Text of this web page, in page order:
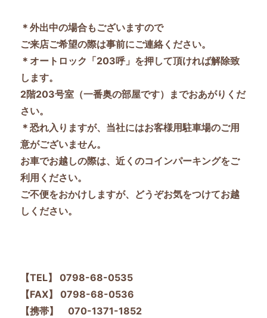
＊外出中の場合もございますので
ご来店ご希望の際は事前にご連絡ください。
＊オートロック「203呼」を押して頂ければ解除致
します。
2階203号室（一番奥の部屋です）までおあがりくだ
さい。
＊恐れ入りますが、当社にはお客様用駐車場のご用
意がございません。
お車でお越しの際は、近くのコインパーキングをご
利用ください。
ご不便をおかけしますが、どうぞお気をつけてお越
しください。
【TEL】 0798-68-0535
【FAX】 0798-68-0536
【携帯】 070-1371-1852